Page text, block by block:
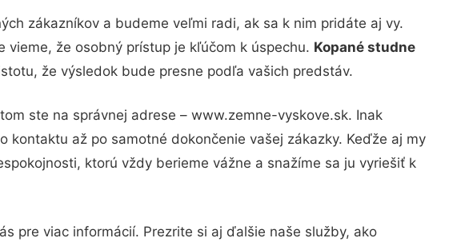
zákazníkov a budeme veľmi radi, ak sa k nim pridáte aj vy.
že osobný prístup je kľúčom k úspechu. Kopané studne
že výsledok bude presne podľa vašich predstáv.
ste na správnej adrese – www.zemne-vyskove.sk. Inak
až po samotné dokončenie vašej zákazky. Keďže aj my
ktorú vždy berieme vážne a snažíme sa ju vyriešiť k
pre viac informácií. Prezrite si aj ďalšie naše služby, ako